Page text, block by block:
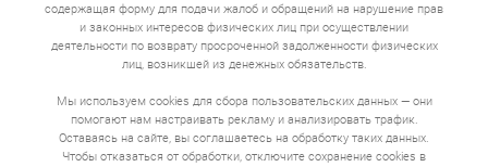
содержащая форму для подачи жалоб и обращений на нарушение прав
и законных интересов физических лиц при осуществлении
деятельности по возврату просроченной задолженности физических
лиц, возникшей из денежных обязательств.
Мы используем cookies для сбора пользовательских данных — они
помогают нам настраивать рекламу и анализировать трафик.
Оставаясь на сайте, вы соглашаетесь на обработку таких данных.
Чтобы отказаться от обработки, отключите сохранение cookies в